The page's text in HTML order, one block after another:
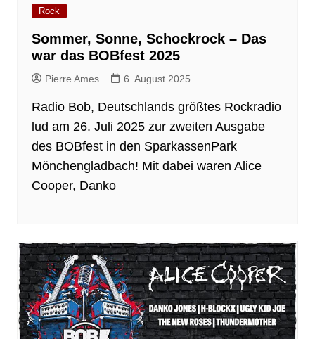
Rock
Sommer, Sonne, Schockrock – Das
war das BOBfest 2025
Pierre Ames 6. August 2025
Radio Bob, Deutschlands größtes Rockradio
lud am 26. Juli 2025 zur zweiten Ausgabe
des BOBfest in den SparkassenPark
Mönchengladbach! Mit dabei waren Alice
Cooper, Danko